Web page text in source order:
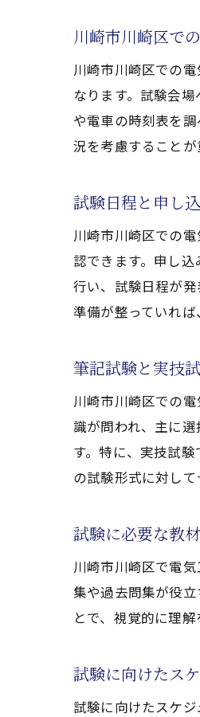
川崎市川崎区で
川崎市川崎区での
なります。試験会
や電車の時刻表を
況を考慮すること
試験日程と申し
川崎市川崎区での
認できます。申し
行い、試験日程が
準備が整っていれば
筆記試験と実技
川崎市川崎区での
識が問われ、主に
す。特に、実技試
の試験形式に対し
試験に必要な教
川崎市川崎区で電
集や過去問集が役
とで、視覚的に理
試験に向けたス
試験に向けたスケ